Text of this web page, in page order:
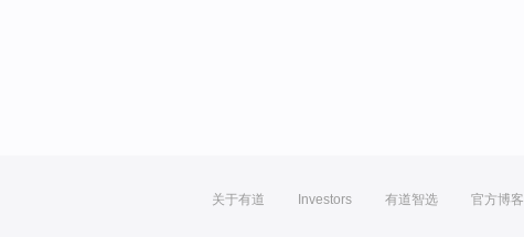
关于有道 Investors 有道智选 官方博客